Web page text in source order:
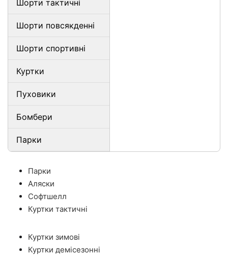
Шорти тактичні
Шорти повсякденні
Шорти спортивні
Куртки
Пуховики
Бомбери
Парки
Парки
Аляски
Софтшелл
Куртки тактичні
Куртки зимові
Куртки демісезонні